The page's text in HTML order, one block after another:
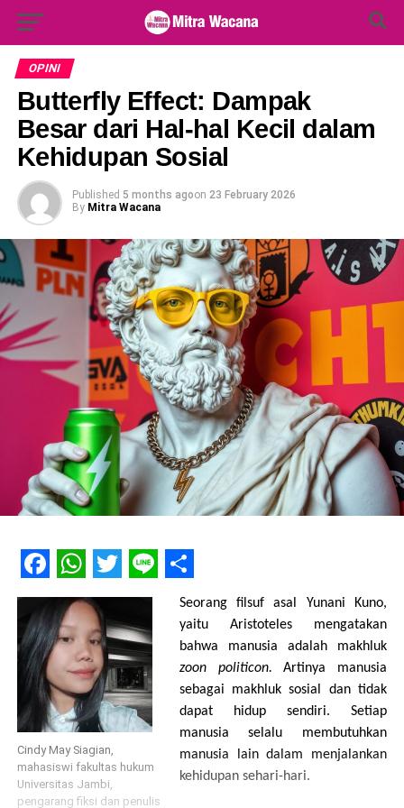
for:
OPINI
Butterfly Effect: Dampak
Besar dari Hal-hal Kecil dalam
Kehidupan Sosial
Published 5 months agoon 23 February 2026
By Mitra Wacana
Facebook
WhatsApp
Twitter
LineShare
Cindy May Siagian,
mahasiswi fakultas hukum
Universitas Jambi,
pengarang fiksi dan penulis
Seorang filsuf asal Yunani Kuno,
yaitu Aristoteles mengatakan
bahwa manusia adalah makhluk
zoon politicon.Artinya manusia
sebagai makhluk sosial dan tidak
dapat hidup sendiri. Setiap
manusia selalu membutuhkan
manusia lain dalam menjalankan
kehidupan sehari-hari.